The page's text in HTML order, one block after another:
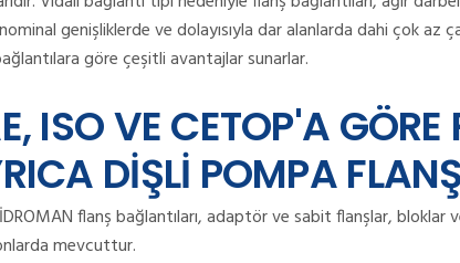
genişliklerde ve dolayısıyla dar alanlarda dahi çok az
göre çeşitli avantajlar sunarlar.
ISO VE CETOP'A GÖRE
DİŞLİ POMPA
flanş bağlantıları, adaptör ve sabit flanşlar, bloklar
mevcuttur.